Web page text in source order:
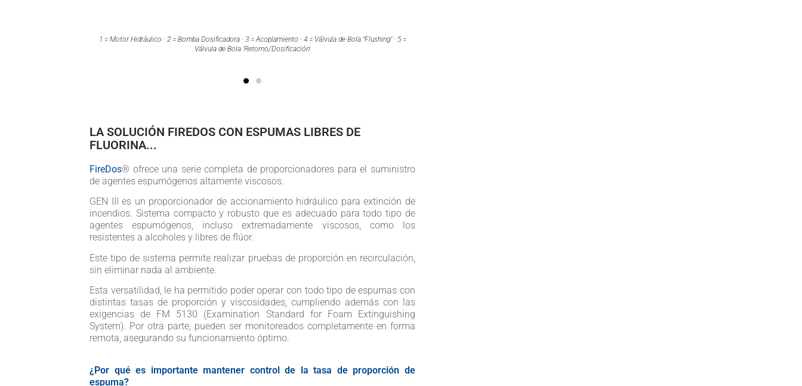
· 2 = Bomba Dosificadora · 3 = Acoplamiento · 4 = Válvula de Bola "Flushing" · 5 =
Los dosificadores GEN III permiten probar la tasa de dosificación sin generar premezcla o espuma
LA SOLUCIÓN FIREDOS CON ESPUMAS LIBRES DE
FLUORINA...
FireDos® ofrece una serie completa de proporcionadores para el suministro
de agentes espumógenos altamente viscosos.
GEN III es un proporcionador de accionamiento hidráulico para extinción de
incendios. Sistema compacto y robusto que es adecuado para todo tipo de
agentes espumógenos, incluso extremadamente viscosos, como los
resistentes a alcoholes y libres de flúor.
Este tipo de sistema permite realizar pruebas de proporción en recirculación,
sin eliminar nada al ambiente.
Esta versatilidad, le ha permitido poder operar con todo tipo de espumas con
distintas tasas de proporción y viscosidades, cumpliendo además con las
exigencias de FM 5130 (Examination Standard for Foam Extinguishing
System). Por otra parte, pueden ser monitoreados completamente en forma
remota, asegurando su funcionamiento óptimo.
¿Por qué es importante mantener control de la tasa de proporción de
espuma?